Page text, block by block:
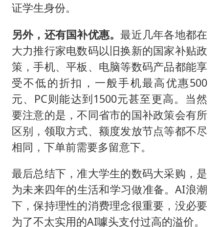
证学生身份。
另外，还有国补优惠。最近几年各地都在
大力推行家电数码以旧换新的国家补贴政
策，手机、平板、电脑等数码产品都能享
受不低的折扣，一般手机最高优惠500
元、PC则能达到1500元甚至更高。当然
要注意的是，不同省市的国补政策会有所
区别，领取方式、额度发放节点等都不尽
相同，下单前需要多留意下。
最后总结下，准大学生的数码大采购，是
为未来四年的生活和学习做准备。AI浪潮
下，保持理性的消费理念很重要，没必要
为了不太实用的AI噱头支付过高的溢价。